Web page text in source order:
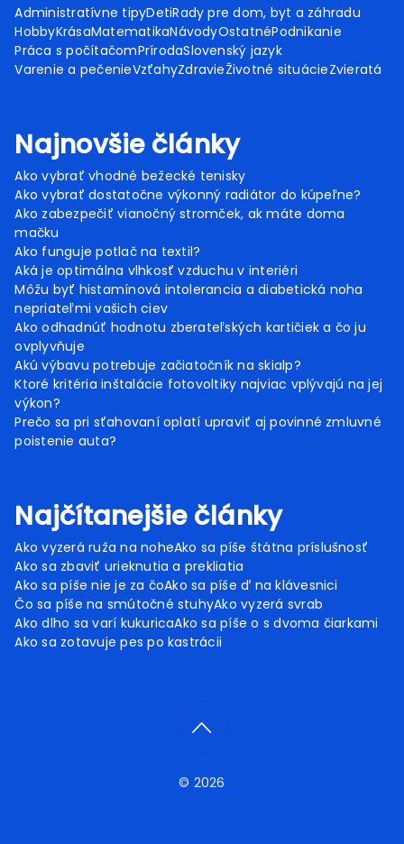
Administratívne tipyDetiRady pre dom, byt a záhradu
HobbyKrásaMatematikaNávodyOstatnéPodnikanie
Práca s počítačomPrírodaSlovenský jazyk
Varenie a pečenieVzťahyZdravieŽivotné situácieZvieratá
Najnovšie články
Ako vybrať vhodné bežecké tenisky
Ako vybrať dostatočne výkonný radiátor do kúpeľne?
Ako zabezpečiť vianočný stromček, ak máte doma
mačku
Ako funguje potlač na textil?
Aká je optimálna vlhkosť vzduchu v interiéri
Môžu byť histamínová intolerancia a diabetická noha
nepriateľmi vašich ciev
Ako odhadnúť hodnotu zberateľských kartičiek a čo ju
ovplyvňuje
Akú výbavu potrebuje začiatočník na skialp?
Ktoré kritéria inštalácie fotovoltiky najviac vplývajú na jej
výkon?
Prečo sa pri sťahovaní oplatí upraviť aj povinné zmluvné
poistenie auta?
Najčítanejšie články
Ako vyzerá ruža na noheAko sa píše štátna príslušnosť
Ako sa zbaviť urieknutia a prekliatia
Ako sa píše nie je za čoAko sa píše ď na klávesnici
Čo sa píše na smútočné stuhyAko vyzerá svrab
Ako dlho sa varí kukuricaAko sa píše o s dvoma čiarkami
Ako sa zotavuje pes po kastrácii
© 2026